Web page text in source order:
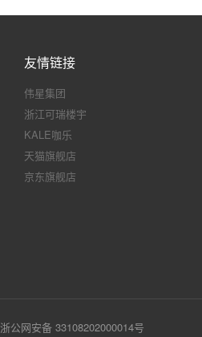
友情链接
伟星集团
浙江可瑞楼宇
KALE咖乐
天猫旗舰店
京东旗舰店
浙公网安备 33108202000014号